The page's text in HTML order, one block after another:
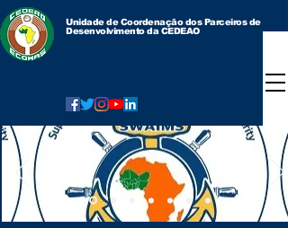
Unidade de Coordenação dos Parceiros de
Desenvolvimento da CEDEAO